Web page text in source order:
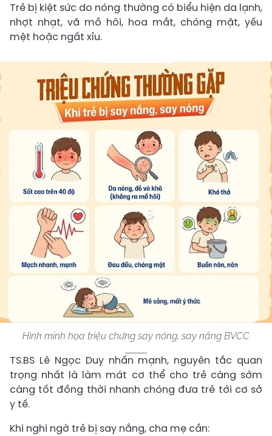
Trẻ bị kiệt sức do nóng thường có biểu hiện da lạnh,
nhợt nhạt, vã mồ hôi, hoa mắt, chóng mặt, yếu
mệt hoặc ngất xỉu.
Hình minh họa triệu chứng say nóng, say nắng BVCC
TS.BS Lê Ngọc Duy nhấn mạnh, nguyên tắc quan
trọng nhất là làm mát cơ thể cho trẻ càng sớm
càng tốt đồng thời nhanh chóng đưa trẻ tới cơ sở
y tế.
Khi nghi ngờ trẻ bị say nắng, cha mẹ cần: